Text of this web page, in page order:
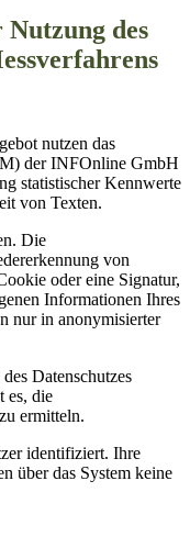
des
nutzen das
der INFOnline GmbH
statistischer Kennwerte
von Texten.
Die
von
oder eine Signatur,
Informationen Ihres
nur in anonymisierter
Datenschutzes
es, die
ermitteln.
identifiziert. Ihre
über das System keine